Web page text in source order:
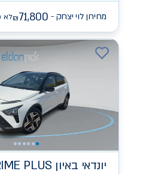
מחירון לוי יצחק - ₪71,800 לא
יונדאי PRIME PLUS באיון